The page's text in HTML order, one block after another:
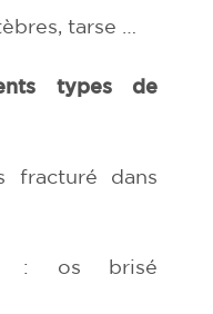
tarse …
types de
fracturé dans
: os brisé